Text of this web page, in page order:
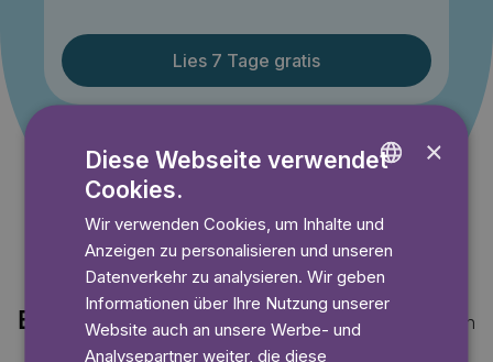
Lies 7 Tage gratis
Angebot gültig bis einschließlich 14.09.2026. Nur für
Neukunden.
Entdecke auch Mehr anzeigen
GERMAN
×
Diese Webseite verwendet
Cookies.
Wir verwenden Cookies, um Inhalte und
Anzeigen zu personalisieren und unseren
Datenverkehr zu analysieren. Wir geben
Informationen über Ihre Nutzung unserer
Website auch an unsere Werbe- und
Analysepartner weiter, die diese